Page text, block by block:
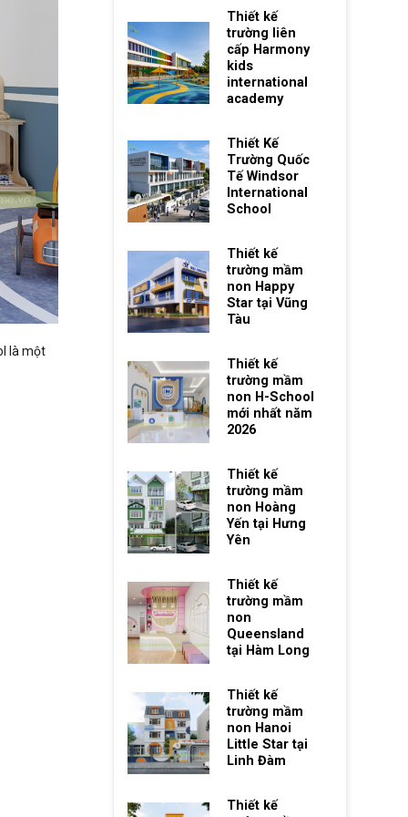
là một
Thiết kế
trường liên
cấp Harmony
kids
international
academy
Thiết Kế
Trường Quốc
Tế Windsor
International
School
Thiết kế
trường mầm
non Happy
Star tại Vũng
Tàu
Thiết kế
trường mầm
non H-School
mới nhất năm
2026
Thiết kế
trường mầm
non Hoàng
Yến tại Hưng
Yên
Thiết kế
trường mầm
non
Queensland
tại Hàm Long
Thiết kế
trường mầm
non Hanoi
Little Star tại
Linh Đàm
Thiết kế